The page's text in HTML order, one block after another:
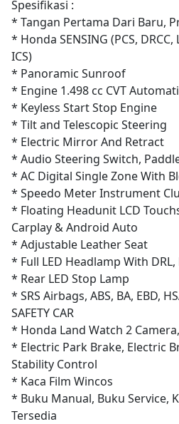
Spesifikasi :
* Tangan Pertama Dari Baru,
* Honda SENSING (PCS, DRCC,
ICS)
* Panoramic Sunroof
* Engine 1.498 cc CVT
* Keyless Start Stop Engine
* Tilt and Telescopic Steering
* Electric Mirror And Retract
* Audio Steering Switch,
* AC Digital Single Zone With
* Speedo Meter Instrument
* Floating Headunit LCD
Carplay & Android Auto
* Adjustable Leather Seat
* Full LED Headlamp With DRL,
* Rear LED Stop Lamp
* SRS Airbags, ABS, BA, EBD,
SAFETY CAR
* Honda Land Watch 2
* Electric Park Brake, Electric
Stability Control
* Kaca Film Wincos
* Buku Manual, Buku Service,
Tersedia